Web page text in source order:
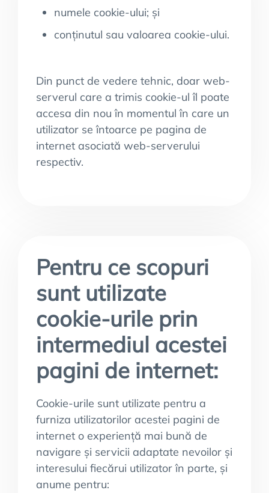
numele cookie-ului; și
conținutul sau valoarea cookie-ului.
Din punct de vedere tehnic, doar web-
serverul care a trimis cookie-ul îl poate
accesa din nou în momentul în care un
utilizator se întoarce pe pagina de
internet asociată web-serverului
respectiv.
Pentru ce scopuri
sunt utilizate
cookie-urile prin
intermediul acestei
pagini de internet:
Cookie-urile sunt utilizate pentru a
furniza utilizatorilor acestei pagini de
internet o experiență mai bună de
navigare și servicii adaptate nevoilor și
interesului fiecărui utilizator în parte, și
anume pentru: